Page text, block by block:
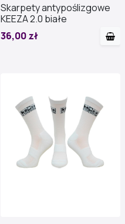
Skarpety antypoślizgowe
KEEZA 2.0 białe
36,00 zł